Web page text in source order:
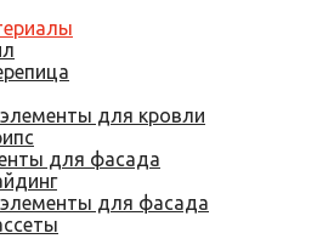
для кровли
для фасада
для фасада